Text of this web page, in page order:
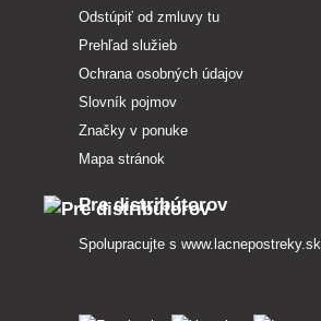
Odstúpiť od zmluvy tu
Prehľad služieb
Ochrana osobných údajov
Slovník pojmov
Značky v ponuke
Mapa stránok
Pre distribútorov
Spolupracujte s www.lacnepostreky.sk